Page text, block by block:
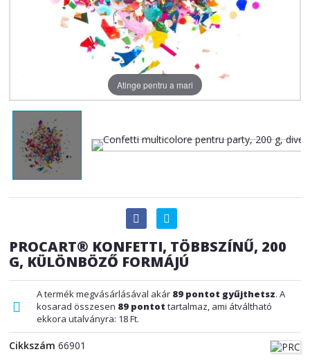
Atinge pentru a mari
PROCART® KONFETTI, TÖBBSZÍNŰ, 200
G, KÜLÖNBÖZŐ FORMÁJÚ
A termék megvásárlásával akár 89 pontot gyűjthetsz. A
kosarad összesen 89 pontot tartalmaz, ami átváltható
ekkora utalványra: 18 Ft.
Cikkszám 66901